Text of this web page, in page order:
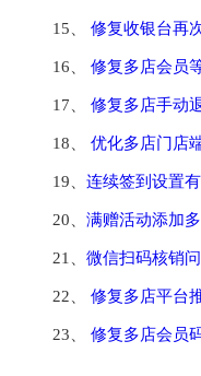
15、 修复收银台再
16、 修复多店会员
17、 修复多店手动
18、 优化多店门店
19、 连续签到设置
20、 满赠活动添加
21、 微信扫码核销
22、 修复多店平台
23、 修复多店会员